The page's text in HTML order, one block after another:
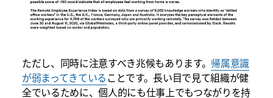
ただし、同時に注意すべき兆候もあります。 帰属意識
が弱まってきていることです。長い目で見て組織が健
全でいるために、個人的にも仕事上でもつながりを持